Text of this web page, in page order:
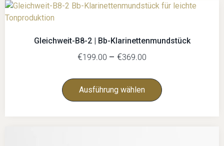
Gleichweit-B8-2 | Bb-Klarinettenmundstück
€199.00 – €369.00
Ausführung wählen